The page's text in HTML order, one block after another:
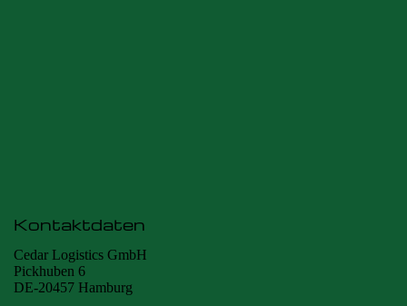
Kontaktdaten
Cedar Logistics GmbH
Pickhuben 6
DE-20457 Hamburg